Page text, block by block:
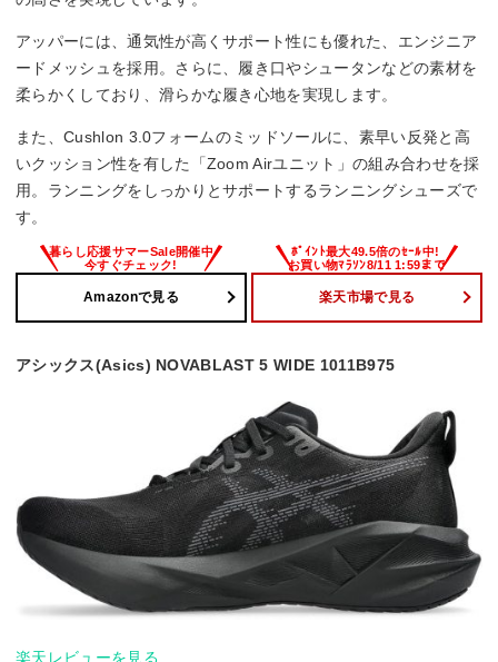
アッパーには、通気性が高くサポート性にも優れた、エンジニア
ードメッシュを採用。さらに、履き口やシュータンなどの素材を
柔らかくしており、滑らかな履き心地を実現します。
また、Cushlon 3.0フォームのミッドソールに、素早い反発と高
いクッション性を有した「Zoom Airユニット」の組み合わせを採
用。ランニングをしっかりとサポートするランニングシューズで
す。
Amazonで見る 楽天市場で見る
アシックス(Asics) NOVABLAST 5 WIDE 1011B975
楽天レビューを見る